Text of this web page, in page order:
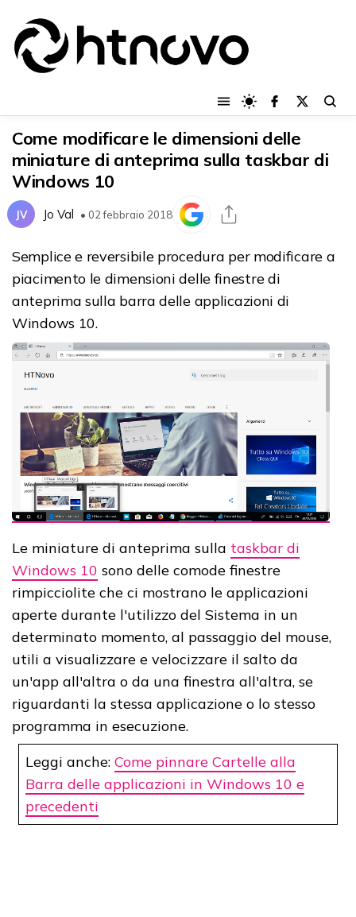
Come modificare le dimensioni delle
miniature di anteprima sulla taskbar di
Windows 10
JV Jo Val • 02 febbraio 2018
Semplice e reversibile procedura per modificare a
piacimento le dimensioni delle finestre di
anteprima sulla barra delle applicazioni di
Windows 10.
Le miniature di anteprima sulla taskbar di
Windows 10 sono delle comode finestre
rimpicciolite che ci mostrano le applicazioni
aperte durante l'utilizzo del Sistema in un
determinato momento, al passaggio del mouse,
utili a visualizzare e velocizzare il salto da
un'app all'altra o da una finestra all'altra, se
riguardanti la stessa applicazione o lo stesso
programma in esecuzione.
Leggi anche: Come pinnare Cartelle alla
Barra delle applicazioni in Windows 10 e
precedenti